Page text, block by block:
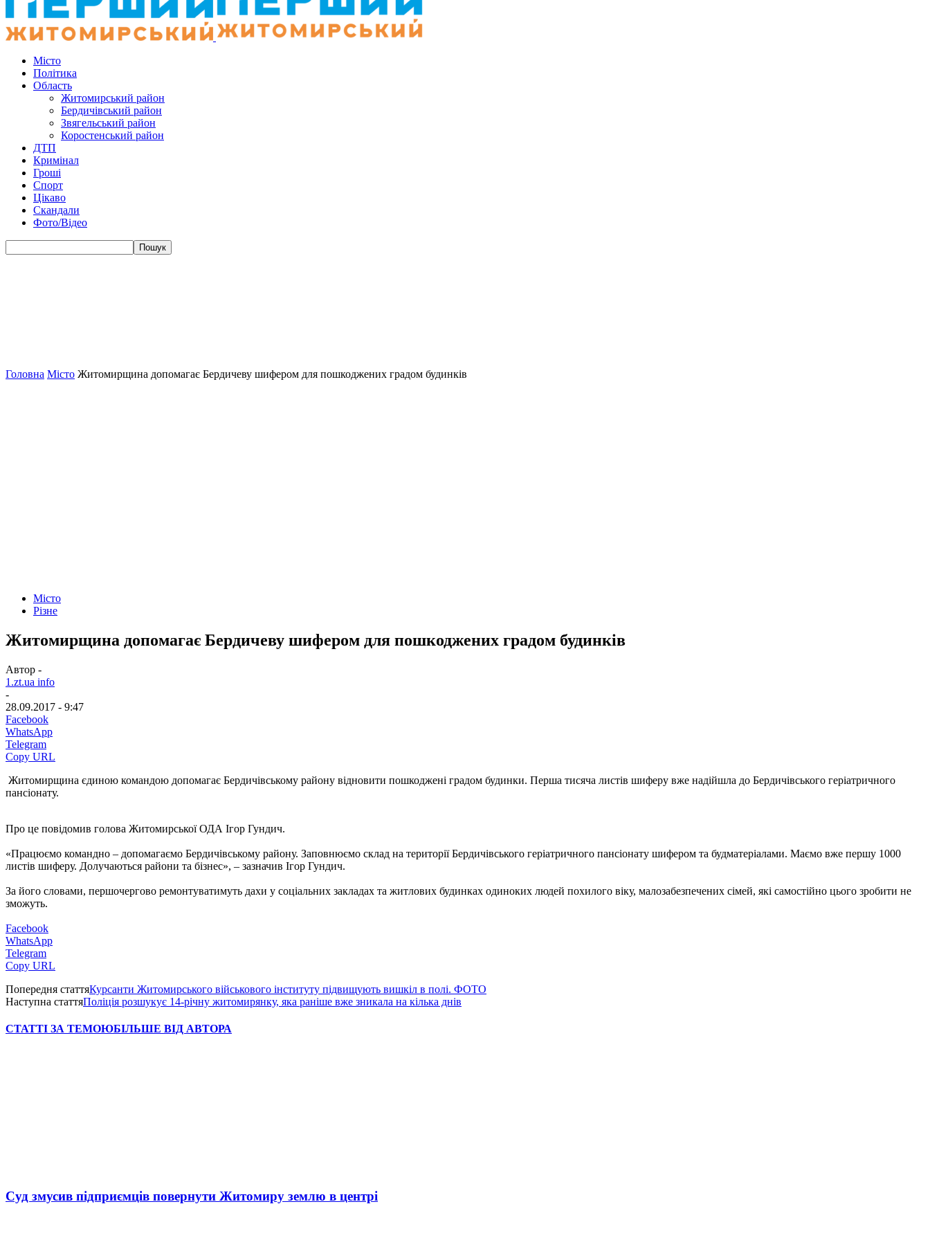
Місто
Політика
Область
Житомирський район
Бердичівський район
Звягельський район
Коростенський район
ДТП
Кримінал
Гроші
Спорт
Цікаво
Скандали
Фото/Відео
Головна Місто Житомирщина допомагає Бердичеву шифером для пошкоджених градом будинків
Місто
Різне
Житомирщина допомагає Бердичеву шифером для пошкоджених градом будинків
Автор -
1.zt.ua info
-
28.09.2017 - 9:47
Facebook
WhatsApp
Telegram
Copy URL
Житомирщина єдиною командою допомагає Бердичівському району відновити пошкоджені градом будинки. Перша тисяча листів шиферу вже надійшла до Бердичівського геріатричного
пансіонату.
Про це повідомив голова Житомирської ОДА Ігор Гундич.
«Працюємо командно – допомагаємо Бердичівському району. Заповнюємо склад на території Бердичівського геріатричного пансіонату шифером та будматеріалами. Маємо вже першу 1000
листів шиферу. Долучаються райони та бізнес», – зазначив Ігор Гундич.
За його словами, першочергово ремонтуватимуть дахи у соціальних закладах та житлових будинках одиноких людей похилого віку, малозабезпечених сімей, які самостійно цього зробити не
зможуть.
Facebook
WhatsApp
Telegram
Copy URL
Попередня статтяКурсанти Житомирського військового інституту підвищують вишкіл в полі. ФОТО
Наступна статтяПоліція розшукує 14-річну житомирянку, яка раніше вже зникала на кілька днів
СТАТТІ ЗА ТЕМОЮБІЛЬШЕ ВІД АВТОРА
Суд змусив підприємців повернути Житомиру землю в центрі